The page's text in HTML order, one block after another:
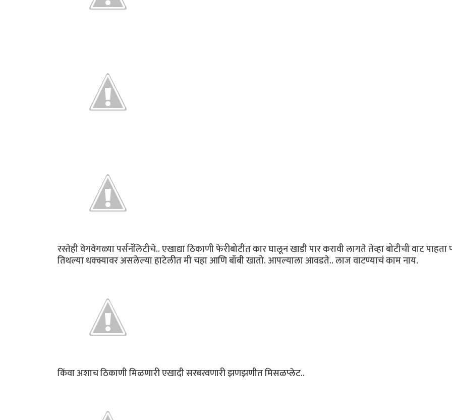
रस्तेही वेगवेगळ्या पर्सनॅलिटीचे.. एखाद्या ठिकाणी फेरीबोटीत कार घालून खाडी पार करावी लागते तेव्हा बोटीची वाट पाहता
तिथल्या धक्क्यावर असलेल्या हाटेलीत मी चहा आणि बॉबी खातो. आपल्याला आवडते.. लाज वाटण्याचं काम नाय.
किंवा अशाच ठिकाणी मिळणारी एखादी सरबरवणारी झणझणीत मिसळप्लेट..